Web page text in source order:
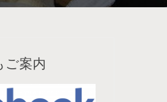
ご案内